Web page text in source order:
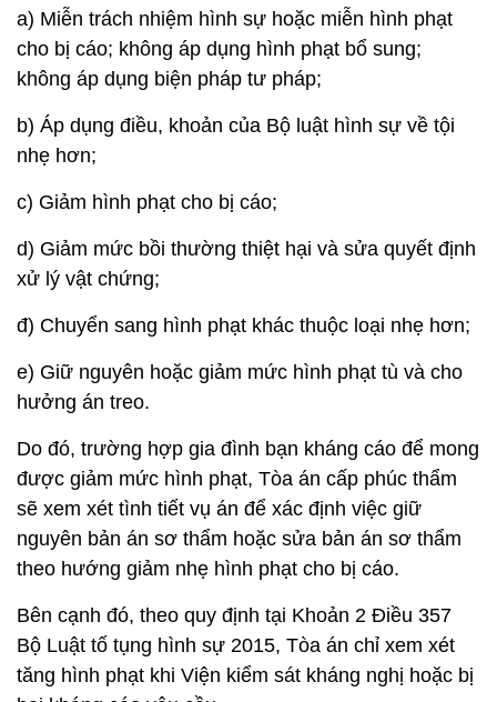
a) Miễn trách nhiệm hình sự hoặc miễn hình phạt
cho bị cáo; không áp dụng hình phạt bổ sung;
không áp dụng biện pháp tư pháp;
b) Áp dụng điều, khoản của Bộ luật hình sự về tội
nhẹ hơn;
c) Giảm hình phạt cho bị cáo;
d) Giảm mức bồi thường thiệt hại và sửa quyết định
xử lý vật chứng;
đ) Chuyển sang hình phạt khác thuộc loại nhẹ hơn;
e) Giữ nguyên hoặc giảm mức hình phạt tù và cho
hưởng án treo.
Do đó, trường hợp gia đình bạn kháng cáo để mong
được giảm mức hình phạt, Tòa án cấp phúc thẩm
sẽ xem xét tình tiết vụ án để xác định việc giữ
nguyên bản án sơ thẩm hoặc sửa bản án sơ thẩm
theo hướng giảm nhẹ hình phạt cho bị cáo.
Bên cạnh đó, theo quy định tại Khoản 2 Điều 357
Bộ Luật tố tụng hình sự 2015, Tòa án chỉ xem xét
tăng hình phạt khi Viện kiểm sát kháng nghị hoặc bị